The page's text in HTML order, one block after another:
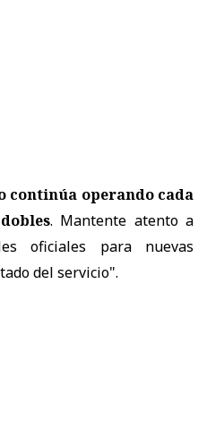
continúa operando cada
. Mantente atento a
oficiales para nuevas
del servicio".